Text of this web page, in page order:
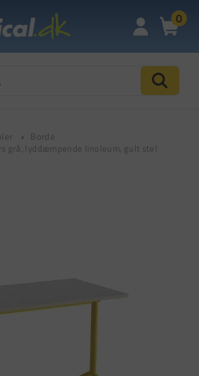
0
Borde
grå, lyddæmpende linoleum, gult stel